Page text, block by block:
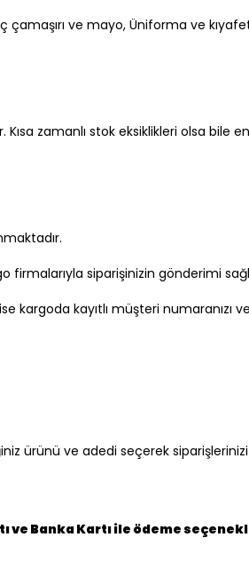
ve mayo, Üniforma ve
zamanlı stok eksiklikleri olsa bile
firmalarıyla siparişinizin gönderimi
kargoda kayıtlı müşteri numaranızı
ürünü ve adedi seçerek
Banka Kartı ile ödeme